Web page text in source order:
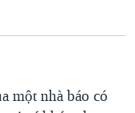
một nhà báo có